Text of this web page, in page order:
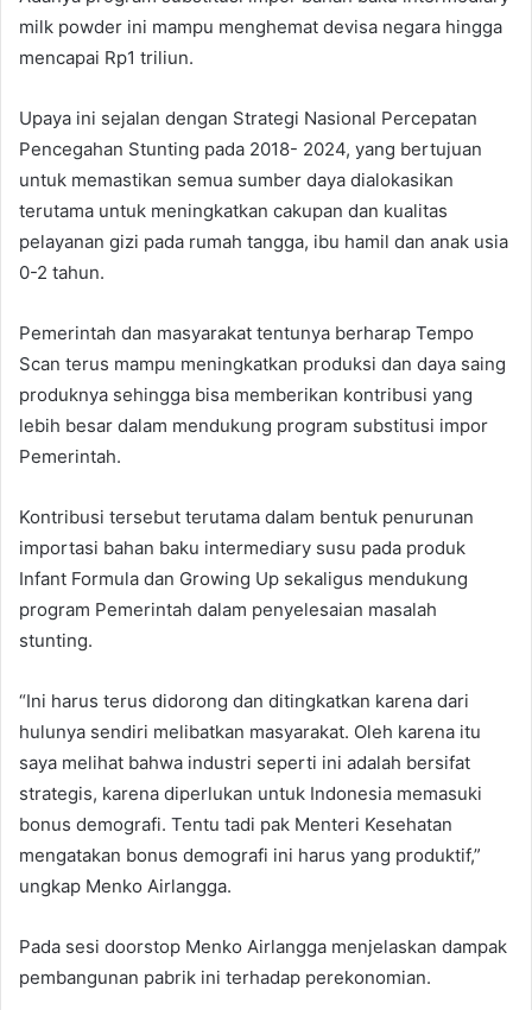
milk powder ini mampu menghemat devisa negara hingga
mencapai Rp1 triliun.
Upaya ini sejalan dengan Strategi Nasional Percepatan
Pencegahan Stunting pada 2018- 2024, yang bertujuan
untuk memastikan semua sumber daya dialokasikan
terutama untuk meningkatkan cakupan dan kualitas
pelayanan gizi pada rumah tangga, ibu hamil dan anak usia
0-2 tahun.
Pemerintah dan masyarakat tentunya berharap Tempo
Scan terus mampu meningkatkan produksi dan daya saing
produknya sehingga bisa memberikan kontribusi yang
lebih besar dalam mendukung program substitusi impor
Pemerintah.
Kontribusi tersebut terutama dalam bentuk penurunan
importasi bahan baku intermediary susu pada produk
Infant Formula dan Growing Up sekaligus mendukung
program Pemerintah dalam penyelesaian masalah
stunting.
“Ini harus terus didorong dan ditingkatkan karena dari
hulunya sendiri melibatkan masyarakat. Oleh karena itu
saya melihat bahwa industri seperti ini adalah bersifat
strategis, karena diperlukan untuk Indonesia memasuki
bonus demografi. Tentu tadi pak Menteri Kesehatan
mengatakan bonus demografi ini harus yang produktif,”
ungkap Menko Airlangga.
Pada sesi doorstop Menko Airlangga menjelaskan dampak
pembangunan pabrik ini terhadap perekonomian.